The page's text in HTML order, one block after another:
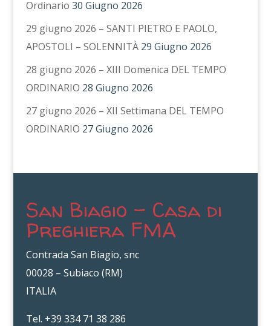
Ordinario 30 Giugno 2026
29 giugno 2026 – SANTI PIETRO E PAOLO,
APOSTOLI – SOLENNITÀ 29 Giugno 2026
28 giugno 2026 – XIII Domenica DEL TEMPO
ORDINARIO 28 Giugno 2026
27 giugno 2026 – XII Settimana DEL TEMPO
ORDINARIO 27 Giugno 2026
San Biagio – Casa di
Preghiera FMA
Contrada San Biagio, snc
00028 – Subiaco (RM)
ITALIA
Tel. +39 334 71 38 286